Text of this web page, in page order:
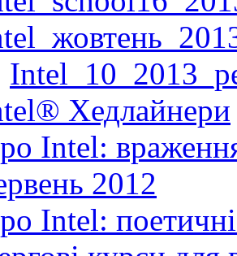
Хедлайнери
Intel:
2012
Intel: